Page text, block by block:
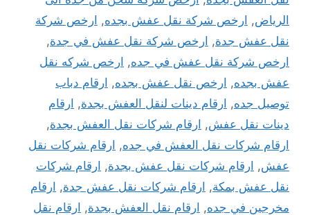
الرياض, ارخص شركة نقل عفش بجده, ارخص شركة
نقل عفش جدة, ارخص شركة نقل عفش في جدة,
ارخص شركة نقل عفش في جده, ارخص شركه نقل
عفش بجده, ارخص نقل عفش بجده, ارقام دباب
توصيل جده, ارقام دينات لنقل العفش بجدة, ارقام
دينات نقل عفش, ارقام شركات نقل العفش بجدة,
ارقام شركات نقل العفش في جده, ارقام شركات نقل
عفش, ارقام شركات نقل عفش بجدة, ارقام شركات
نقل عفش بمكة, ارقام شركات نقل عفش جدة, ارقام
مخرجين في جده, ارقام نقل العفش بجدة, ارقام نقل